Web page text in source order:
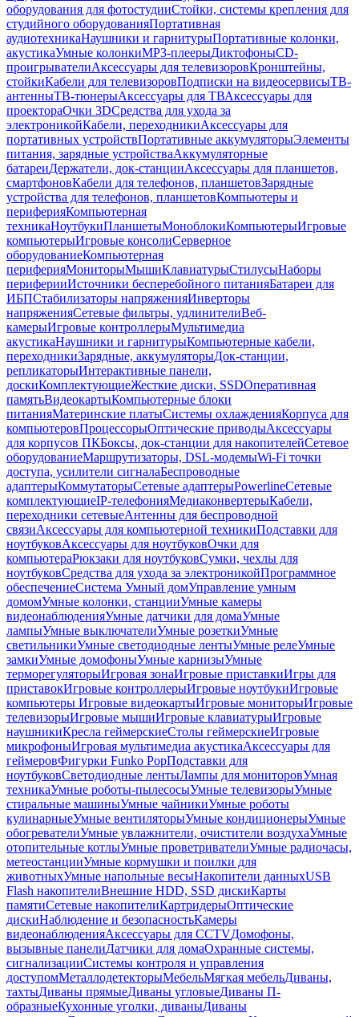
оборудования для фотостудииСтойки, системы крепления для
студийного оборудованияПортативная
аудиотехникаНаушники и гарнитурыПортативные колонки,
акустикаУмные колонкиMP3-плеерыДиктофоныCD-
проигрывателиАксессуары для телевизоровКронштейны,
стойкиКабели для телевизоровПодписки на видеосервисыТВ-
антенныТВ-тюнерыАксессуары для ТВАксессуары для
проектораОчки 3DСредства для ухода за
электроникойКабели, переходникиАксессуары для
портативных устройствПортативные аккумуляторыЭлементы
питания, зарядные устройстваАккумуляторные
батареиДержатели, док-станцииАксессуары для планшетов,
смартфоновКабели для телефонов, планшетовЗарядные
устройства для телефонов, планшетовКомпьютеры и
периферияКомпьютерная
техникаНоутбукиПланшетыМоноблокиКомпьютерыИгровые
компьютерыИгровые консолиСерверное
оборудованиеКомпьютерная
периферияМониторыМышиКлавиатурыСтилусыНаборы
периферииИсточники бесперебойного питанияБатареи для
ИБПСтабилизаторы напряженияИнверторы
напряженияСетевые фильтры, удлинителиВеб-
камерыИгровые контроллерыМультимедиа
акустикаНаушники и гарнитурыКомпьютерные кабели,
переходникиЗарядные, аккумуляторыДок-станции,
репликаторыИнтерактивные панели,
доскиКомплектующиеЖесткие диски, SSDОперативная
памятьВидеокартыКомпьютерные блоки
питанияМатеринские платыСистемы охлажденияКорпуса для
компьютеровПроцессорыОптические приводыАксессуары
для корпусов ПКБоксы, док-станции для накопителейСетевое
оборудованиеМаршрутизаторы, DSL-модемыWi-Fi точки
доступа, усилители сигналаБеспроводные
адаптерыКоммутаторыСетевые адаптерыPowerlineСетевые
комплектующиеIP-телефонияМедиаконвертерыКабели,
переходники сетевыеАнтенны для беспроводной
связиАксессуары для компьютерной техникиПодставки для
ноутбуковАксессуары для ноутбуковОчки для
компьютераРюкзаки для ноутбуковСумки, чехлы для
ноутбуковСредства для ухода за электроникойПрограммное
обеспечениеСистема Умный домУправление умным
домомУмные колонки, станцииУмные камеры
видеонаблюденияУмные датчики для домаУмные
лампыУмные выключателиУмные розеткиУмные
светильникиУмные светодиодные лентыУмные релеУмные
замкиУмные домофоныУмные карнизыУмные
терморегуляторыИгровая зонаИгровые приставкиИгры для
приставокИгровые контроллерыИгровые ноутбукиИгровые
компьютеры Игровые видеокартыИгровые мониторыИгровые
телевизорыИгровые мышиИгровые клавиатурыИгровые
наушникиКресла геймерскиеСтолы геймерскиеИгровые
микрофоныИгровая мультимедиа акустикаАксессуары для
геймеровФигурки Funko PopПодставки для
ноутбуковСветодиодные лентыЛампы для мониторовУмная
техникаУмные роботы-пылесосыУмные телевизорыУмные
стиральные машиныУмные чайникиУмные роботы
кулинарныеУмные вентиляторыУмные кондиционерыУмные
обогревателиУмные увлажнители, очистители воздухаУмные
отопительные котлыУмные проветривателиУмные радиочасы,
метеостанцииУмные кормушки и поилки для
животныхУмные напольные весыНакопители данныхUSB
Flash накопителиВнешние HDD, SSD дискиКарты
памятиСетевые накопителиКартридерыОптические
дискиНаблюдение и безопасностьКамеры
видеонаблюденияАксессуары для CCTVДомофоны,
вызывные панелиДатчики для домаОхранные системы,
сигнализацииСистемы контроля и управления
доступомМеталлодетекторыМебельМягкая мебельДиваны,
тахтыДиваны прямыеДиваны угловыеДиваны П-
образныеКухонные уголки, диваныДиваны